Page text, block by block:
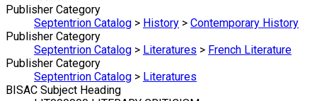
Publisher Category
Septentrion Catalog > History > Contemporary History
Publisher Category
Septentrion Catalog > Literatures > French Literature
Publisher Category
Septentrion Catalog > Literatures
BISAC Subject Heading